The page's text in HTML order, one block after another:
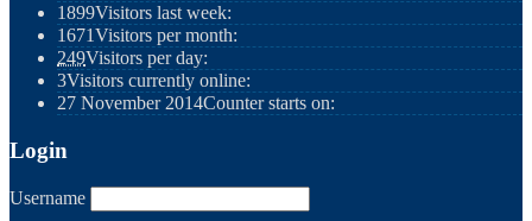
1899Visitors last week:
1671Visitors per month:
249Visitors per day:
3Visitors currently online:
27 November 2014Counter starts on:
Login
Username